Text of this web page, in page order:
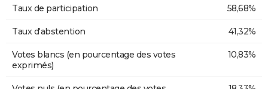
Taux de participation 58,68%
Taux d'abstention 41,32%
Votes blancs (en pourcentage des votes
exprimés)
10,83%